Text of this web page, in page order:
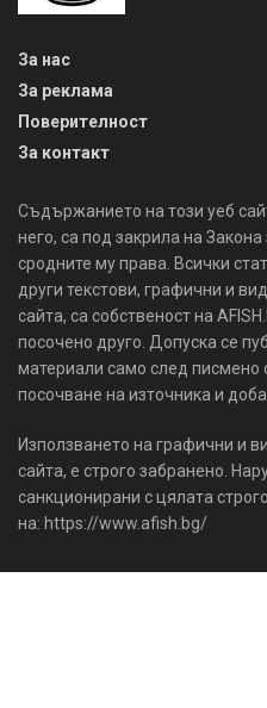
За нас
За реклама
Поверителност
За контакт
Съдържанието на този уеб
него, са под закрила на
сродните му права. Всички
други текстови, графични и
сайта, са собственост на
посочено друго. Допуска се
материали само след писмено
посочване на източника и
Използването на графични и
сайта, е строго забранено.
санкционирани с цялата
на: https://www.afish.bg/